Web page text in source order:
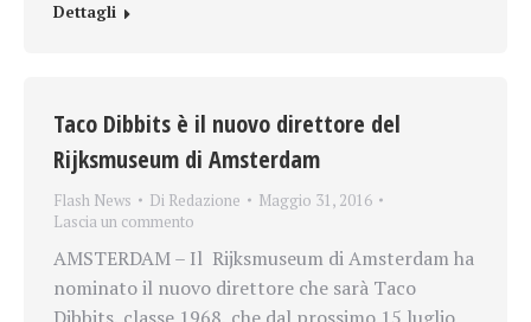
Dettagli
Taco Dibbits è il nuovo direttore del
Rijksmuseum di Amsterdam
Flash News Di Redazione
Maggio 31, 2016
Lascia un commento
AMSTERDAM – Il Rijksmuseum di Amsterdam ha
nominato il nuovo direttore che sarà Taco